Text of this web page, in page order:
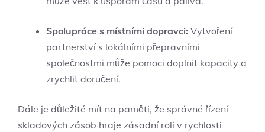
Spolupráce s místními dopravci: Vytvoření
partnerství s lokálními přepravními
společnostmi může pomoci doplnit kapacity a
zrychlit doručení.
Dále je důležité mít na paměti, že správné řízení
skladových zásob hraje zásadní roli v rychlosti